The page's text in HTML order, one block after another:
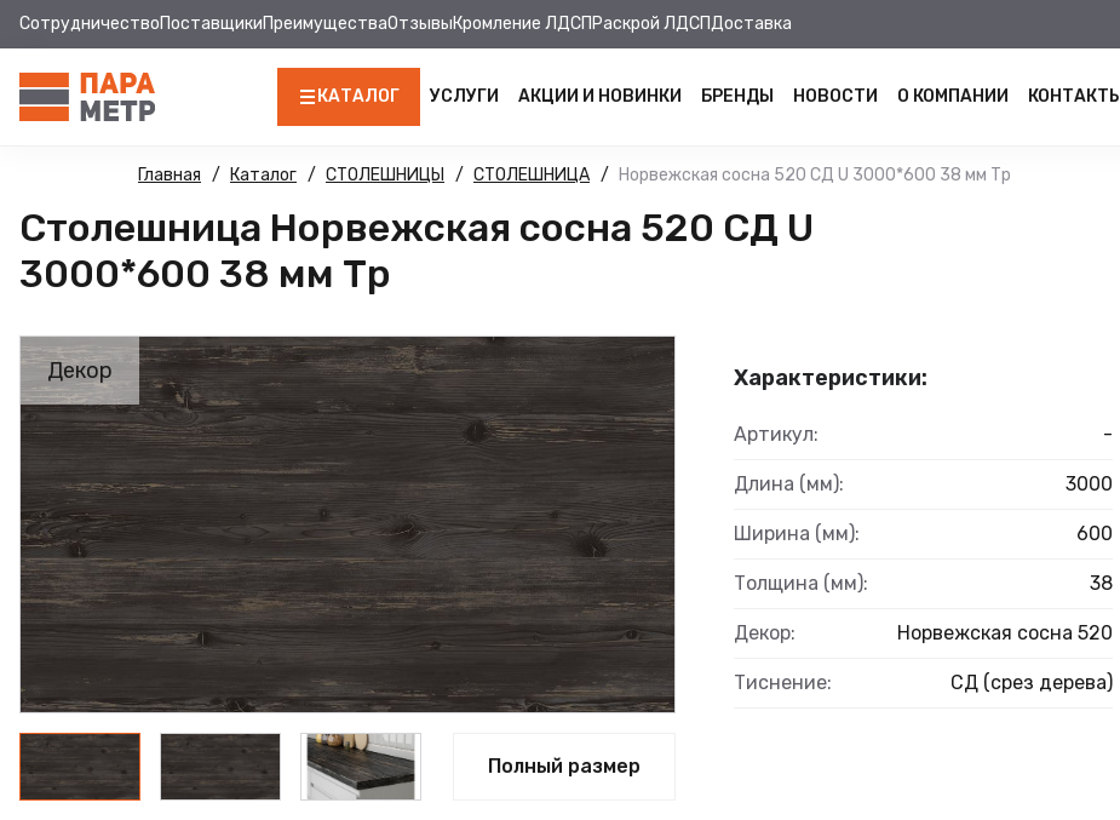
СотрудничествоПоставщикиПреимуществаОтзывыКромление ЛДСП Раскрой ЛДСПДоставка
КАТАЛОГ
ЛДСП
КРОМКА
МДФ
МДФ ПАНЕЛИ
СТОЛЕШНИЦЫ
ФУРНИТУРА
ПРОФИЛЬ АЛЮМИНИЕВЫЙ
КЛЕЙ
РАСПРОДАЖА
НОВИНКИ
УСЛУГИ АКЦИИ И НОВИНКИ БРЕНДЫ НОВОСТИ О КОМПАНИИ КОНТАКТЫ
Главная Каталог СТОЛЕШНИЦЫ СТОЛЕШНИЦА Норвежская сосна 520 СД U 3000*600 38 мм Тр
Столешница Норвежская сосна 520 СД U
3000*600 38 мм Тр
Декор
Полный размер
Характеристики:
Артикул: -
Длина (мм): 3000
Ширина (мм): 600
Толщина (мм): 38
Декор: Норвежская сосна 520
Тиснение: СД (срез дерева)